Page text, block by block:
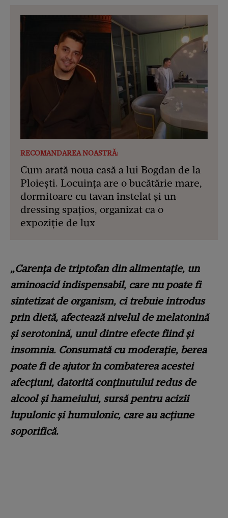
RECOMANDAREA NOASTRĂ:
Cum arată noua casă a lui Bogdan de la
Ploiești. Locuința are o bucătărie mare,
dormitoare cu tavan înstelat și un
dressing spațios, organizat ca o
expoziție de lux
„Carența de triptofan din alimentație, un
aminoacid indispensabil, care nu poate fi
sintetizat de organism, ci trebuie introdus
prin dietă, afectează nivelul de melatonină
și serotonină, unul dintre efecte fiind și
insomnia. Consumată cu moderație, berea
poate fi de ajutor în combaterea acestei
afecțiuni, datorită conținutului redus de
alcool și hameiului, sursă pentru acizii
lupulonic şi humulonic, care au acţiune
soporifică.